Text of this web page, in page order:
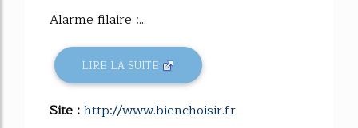
Alarme filaire :...
LIRE LA SUITE
Site :http://www.bienchoisir.fr